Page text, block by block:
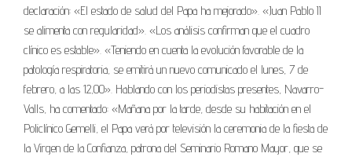
declaración: «El estado de salud del Papa ha mejorado». «Juan Pablo II
se alimenta con regularidad». «Los análisis confirman que el cuadro
clínico es estable». «Teniendo en cuenta la evolución favorable de la
patología respiratoria, se emitirá un nuevo comunicado el lunes, 7 de
febrero, a las 12,00». Hablando con los periodistas presentes, Navarro-
Valls, ha comentado: «Mañana por la tarde, desde su habitación en el
Policlínico Gemelli, el Papa verá por televisión la ceremonia de la fiesta de
la Virgen de la Confianza, patrona del Seminario Romano Mayor, que se